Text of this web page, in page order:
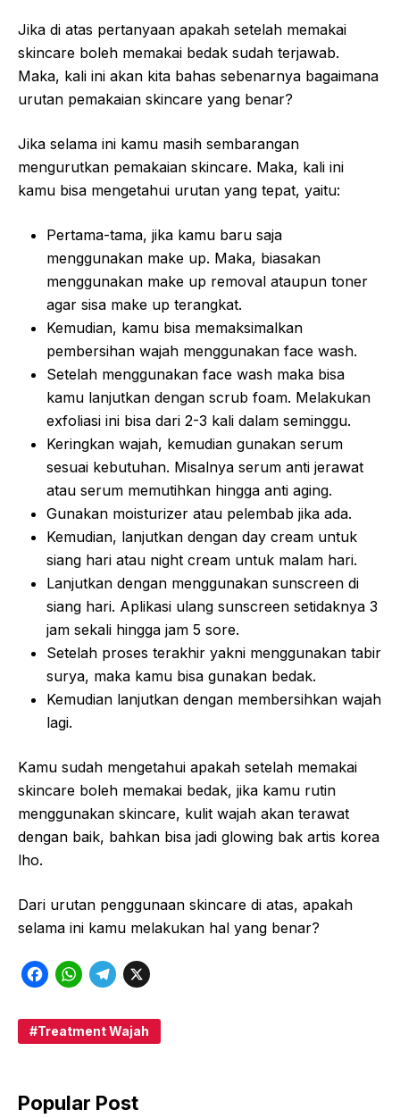
Jika di atas pertanyaan apakah setelah memakai
skincare boleh memakai bedak sudah terjawab.
Maka, kali ini akan kita bahas sebenarnya bagaimana
urutan pemakaian skincare yang benar?
Jika selama ini kamu masih sembarangan
mengurutkan pemakaian skincare. Maka, kali ini
kamu bisa mengetahui urutan yang tepat, yaitu:
Pertama-tama, jika kamu baru saja
menggunakan make up. Maka, biasakan
menggunakan make up removal ataupun toner
agar sisa make up terangkat.
Kemudian, kamu bisa memaksimalkan
pembersihan wajah menggunakan face wash.
Setelah menggunakan face wash maka bisa
kamu lanjutkan dengan scrub foam. Melakukan
exfoliasi ini bisa dari 2-3 kali dalam seminggu.
Keringkan wajah, kemudian gunakan serum
sesuai kebutuhan. Misalnya serum anti jerawat
atau serum memutihkan hingga anti aging.
Gunakan moisturizer atau pelembab jika ada.
Kemudian, lanjutkan dengan day cream untuk
siang hari atau night cream untuk malam hari.
Lanjutkan dengan menggunakan sunscreen di
siang hari. Aplikasi ulang sunscreen setidaknya 3
jam sekali hingga jam 5 sore.
Setelah proses terakhir yakni menggunakan tabir
surya, maka kamu bisa gunakan bedak.
Kemudian lanjutkan dengan membersihkan wajah
lagi.
Kamu sudah mengetahui apakah setelah memakai
skincare boleh memakai bedak, jika kamu rutin
menggunakan skincare, kulit wajah akan terawat
dengan baik, bahkan bisa jadi glowing bak artis korea
lho.
Dari urutan penggunaan skincare di atas, apakah
selama ini kamu melakukan hal yang benar?
F
c
o
W
a
A
T
l
r
X
Treatment Wajah
Popular Post